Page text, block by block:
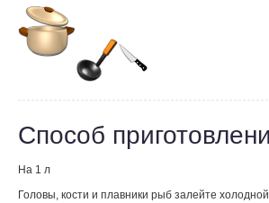
Способ
На 1 л
Головы, кости и плавники рыб залейте